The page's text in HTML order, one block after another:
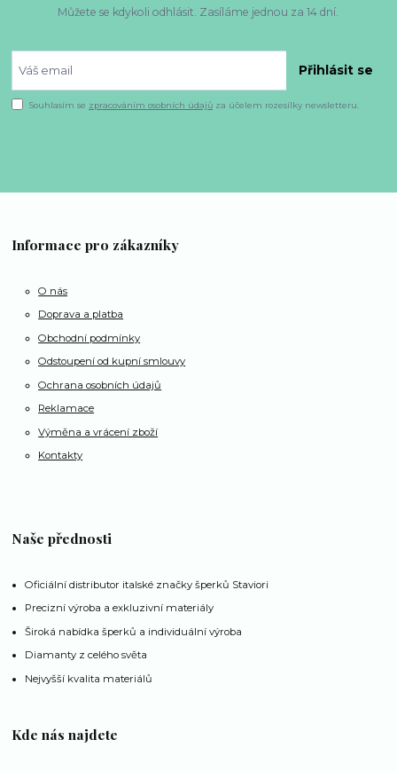
Můžete se kdykoli odhlásit. Zasíláme jednou za 14 dní.
Přihlásit se
Souhlasím se zpracováním osobních údajů za účelem rozesílky newsletteru.
Informace pro zákazníky
O nás
Doprava a platba
Obchodní podmínky
Odstoupení od kupní smlouvy
Ochrana osobních údajů
Reklamace
Výměna a vrácení zboží
Kontakty
Naše přednosti
Oficiální distributor italské značky šperků Staviori
Precizní výroba a exkluzivní materiály
Široká nabídka šperků a individuální výroba
Diamanty z celého světa
Nejvyšší kvalita materiálů
Kde nás najdete